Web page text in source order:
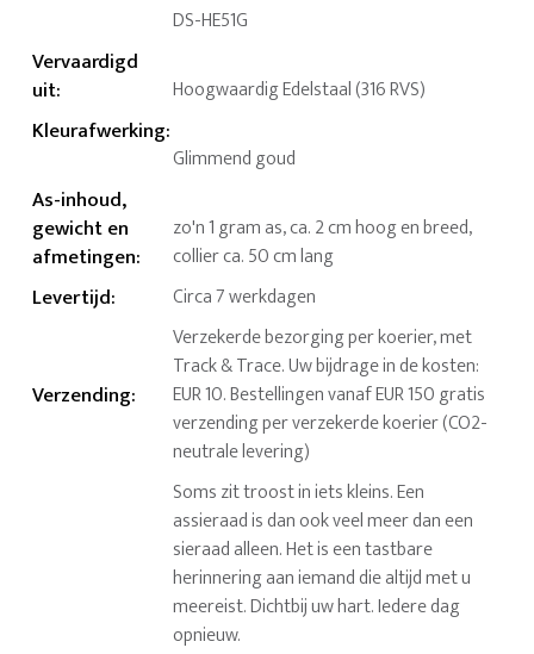
DS-HE51G
Vervaardigd
uit: Hoogwaardig Edelstaal (316 RVS)
Kleurafwerking:
Glimmend goud
As-inhoud,
gewicht en
afmetingen:
zo'n 1 gram as, ca. 2 cm hoog en breed,
collier ca. 50 cm lang
Levertijd: Circa 7 werkdagen
Verzending:
Verzekerde bezorging per koerier, met
Track & Trace. Uw bijdrage in de kosten:
EUR 10. Bestellingen vanaf EUR 150 gratis
verzending per verzekerde koerier (CO2-
neutrale levering)
Soms zit troost in iets kleins. Een
assieraad is dan ook veel meer dan een
sieraad alleen. Het is een tastbare
herinnering aan iemand die altijd met u
meereist. Dichtbij uw hart. Iedere dag
opnieuw.